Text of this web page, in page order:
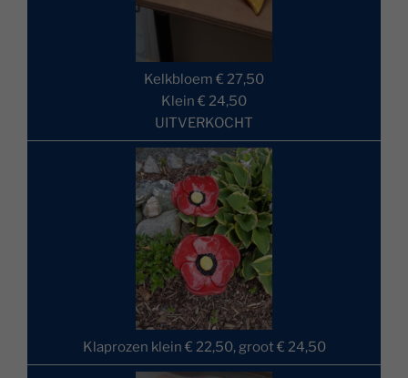
Kelkbloem € 27,50
Klein € 24,50
UITVERKOCHT
Klaprozen klein € 22,50, groot € 24,50